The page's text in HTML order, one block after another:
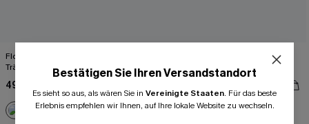
Florales Mid-Waist Verstellbare
Träger Tankini-Set
49,00 €
Ausschnitt Tankini-Set
Bestätigen Sie Ihren Versandstandort
Es sieht so aus, als wären Sie in Vereinigte Staaten. Für das beste
Erlebnis empfehlen wir Ihnen, auf Ihre lokale Website zu wechseln.